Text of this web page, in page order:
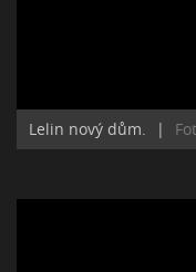
Lelin nový dům. |